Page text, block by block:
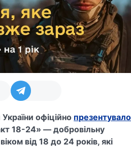
офіційно презентувало
18-24» — добровільну
від 18 до 24 років, які